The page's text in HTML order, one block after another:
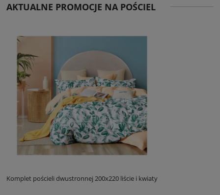
AKTUALNE PROMOCJE NA POŚCIEL
Komplet pościeli dwustronnej 200x220 liście i kwiaty